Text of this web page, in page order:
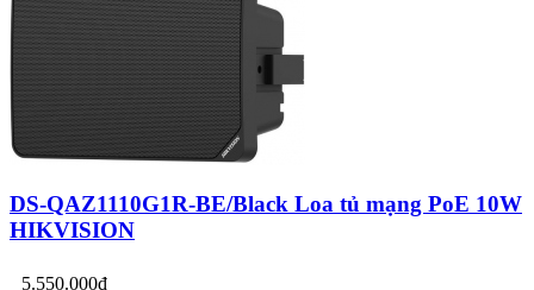
DS-QAZ1110G1R-BE/Black Loa tủ mạng PoE 10W
HIKVISION
5.550.000đ